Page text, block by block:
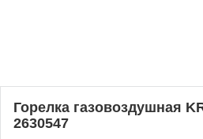
Горелка газовоздушная
2630547